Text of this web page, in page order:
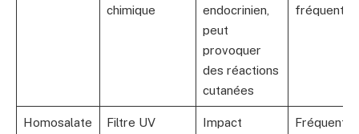
chimique
endocrinien,
peut
provoquer
des réactions
cutanées
fréquent
Homosalate Filtre UV
Impact
Fréquent